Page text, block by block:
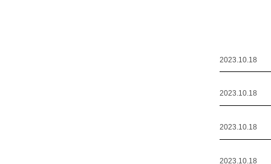
2023​.10.18
2023​.10.18
2023​.10.18
2023​.10.18